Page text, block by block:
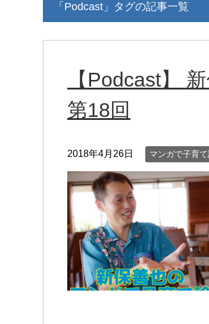
「Podcast」タグの記事一覧
【Podcast】
第18回
2018年4月26日 マンガで子育